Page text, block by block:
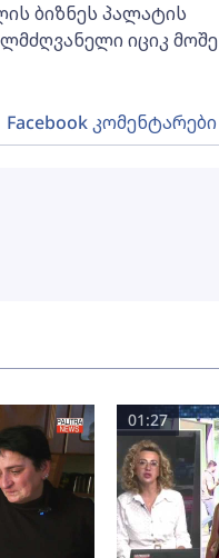
ბიზნეს პალატის
იციკ მოშე
01:27
Facebook კომენტარები